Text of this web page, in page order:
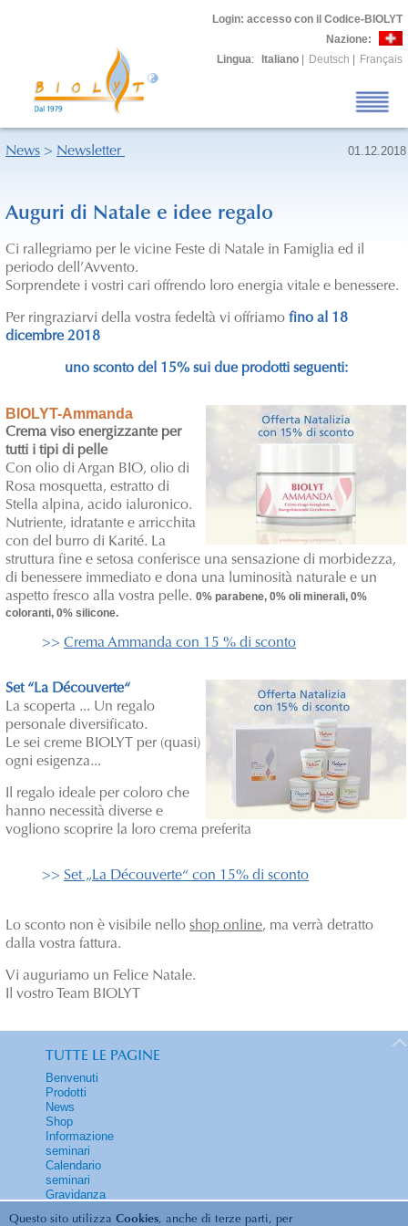
Questo sito utilizza Cookies, anche di terze parti, per
Login: accesso con il Codice-BIOLYT
Nazione:
Lingua: Italiano Deutsch Français
News > Newsletter 01.12.2018
Auguri di Natale e idee regalo
Ci rallegriamo per le vicine Feste di Natale in Famiglia ed il
periodo dell’Avvento.
Sorprendete i vostri cari offrendo loro energia vitale e benessere.
Per ringraziarvi della vostra fedeltà vi offriamo fino al 18
dicembre 2018
uno sconto del 15% sui due prodotti seguenti:
BIOLYT-Ammanda
Crema viso energizzante per
tutti i tipi di pelle
Con olio di Argan BIO, olio di
Rosa mosquetta, estratto di
Stella alpina, acido ialuronico.
Nutriente, idratante e arricchita
con del burro di Karité. La
struttura fine e setosa conferisce una sensazione di morbidezza,
di benessere immediato e dona una luminosità naturale e un
aspetto fresco alla vostra pelle. 0% parabene, 0% oli minerali, 0%
coloranti, 0% silicone.
>> Crema Ammanda con 15 % di sconto
Set “La Découverte“
La scoperta ... Un regalo
personale diversificato.
Le sei creme BIOLYT per (quasi)
ogni esigenza...
Il regalo ideale per coloro che
hanno necessità diverse e
vogliono scoprire la loro crema preferita
>> Set „La Découverte“ con 15% di sconto
Lo sconto non è visibile nello shop online, ma verrà detratto
dalla vostra fattura.
Vi auguriamo un Felice Natale.
Il vostro Team BIOLYT
TUTTE LE PAGINE
Benvenuti
Prodotti
News
Shop
Informazione
seminari
Calendario
seminari
Gravidanza